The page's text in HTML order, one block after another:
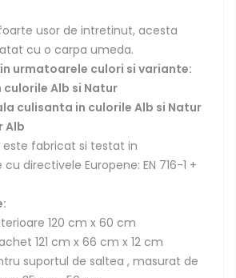
usor de intretinut, acesta
cu o carpa umeda.
urmatoarele culori si variante:
culorile Alb si Natur
culisanta in culorile Alb si Natur
Alb
este fabricat si testat in
directivele Europene: EN 716-1 +
120 cm x 60 cm
121 cm x 66 cm x 12 cm
suportul de saltea , masurat de